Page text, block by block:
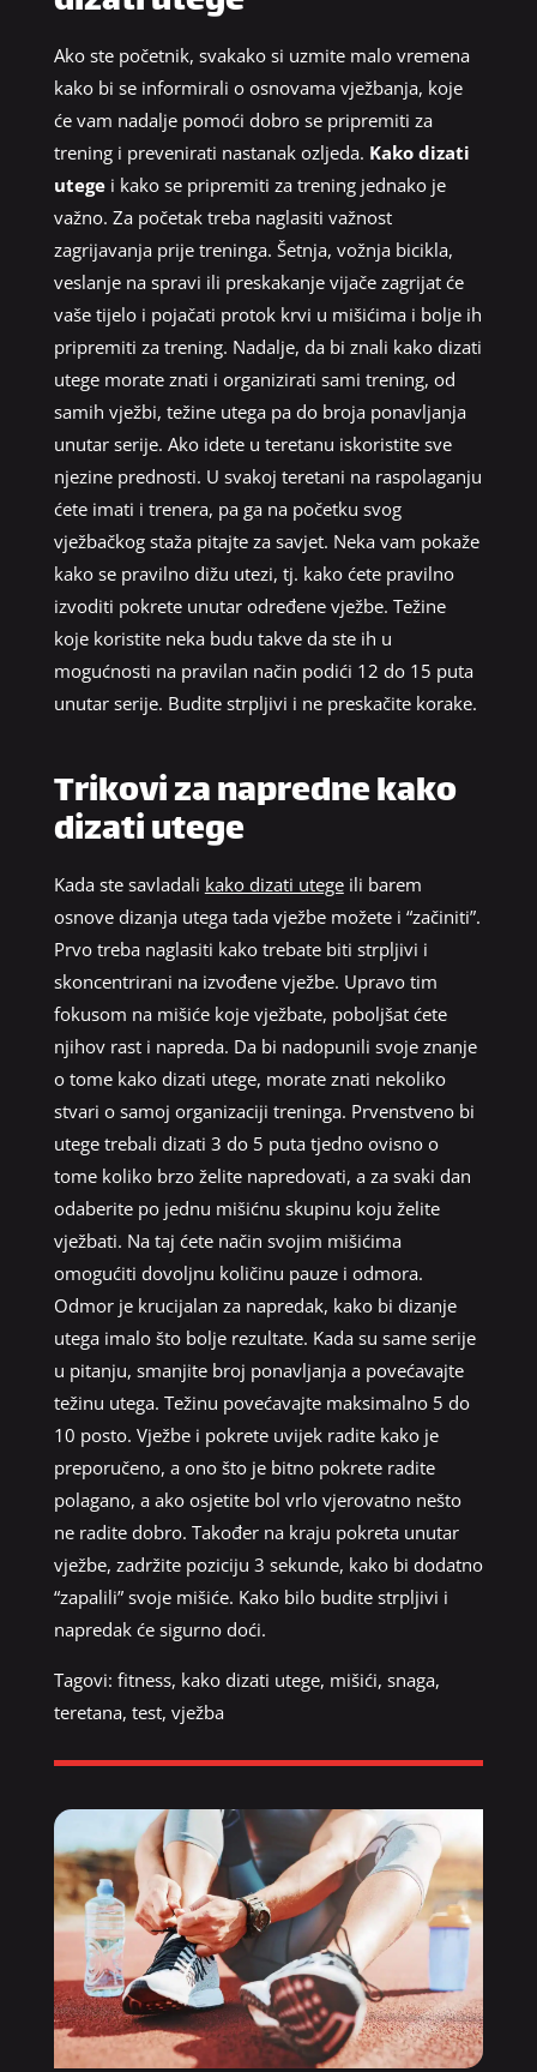
Ako ste početnik, svakako si uzmite malo vremena
kako bi se informirali o osnovama vježbanja, koje
će vam nadalje pomoći dobro se pripremiti za
trening i prevenirati nastanak ozljeda. Kako dizati
utegei kako se pripremiti za trening jednako je
važno. Za početak treba naglasiti važnost
zagrijavanja prije treninga. Šetnja, vožnja bicikla,
veslanje na spravi ili preskakanje vijače zagrijat će
vaše tijelo i pojačati protok krvi u mišićima i bolje ih
pripremiti za trening. Nadalje, da bi znali kako dizati
utege morate znati i organizirati sami trening, od
samih vježbi, težine utega pa do broja ponavljanja
unutar serije. Ako idete u teretanu iskoristite sve
njezine prednosti. U svakoj teretani na raspolaganju
ćete imati i trenera, pa ga na početku svog
vježbačkog staža pitajte za savjet. Neka vam pokaže
kako se pravilno dižu utezi, tj. kako ćete pravilno
izvoditi pokrete unutar određene vježbe. Težine
koje koristite neka budu takve da ste ih u
mogućnosti na pravilan način podići 12 do 15 puta
unutar serije. Budite strpljivi i ne preskačite korake.
Trikovi za napredne kako
dizati utege
Kada ste savladali kako dizati utegeili barem
osnove dizanja utega tada vježbe možete i “začiniti”.
Prvo treba naglasiti kako trebate biti strpljivi i
skoncentrirani na izvođene vježbe. Upravo tim
fokusom na mišiće koje vježbate, poboljšat ćete
njihov rast i napreda. Da bi nadopunili svoje znanje
o tome kako dizati utege, morate znati nekoliko
stvari o samoj organizaciji treninga. Prvenstveno bi
utege trebali dizati 3 do 5 puta tjedno ovisno o
tome koliko brzo želite napredovati, a za svaki dan
odaberite po jednu mišićnu skupinu koju želite
vježbati. Na taj ćete način svojim mišićima
omogućiti dovoljnu količinu pauze i odmora.
Odmor je krucijalan za napredak, kako bi dizanje
utega imalo što bolje rezultate. Kada su same serije
u pitanju, smanjite broj ponavljanja a povećavajte
težinu utega. Težinu povećavajte maksimalno 5 do
10 posto. Vježbe i pokrete uvijek radite kako je
preporučeno, a ono što je bitno pokrete radite
polagano, a ako osjetite bol vrlo vjerovatno nešto
ne radite dobro. Također na kraju pokreta unutar
vježbe, zadržite poziciju 3 sekunde, kako bi dodatno
“zapalili” svoje mišiće. Kako bilo budite strpljivi i
napredak će sigurno doći.
Tagovi: fitness, kako dizati utege, mišići, snaga,
teretana, test, vježba